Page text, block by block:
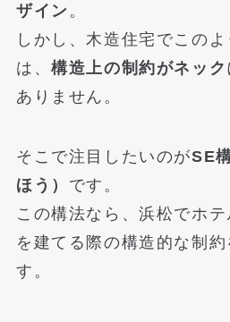
ザイン 。
しかし、木造住宅でこの
は、構造上の制約がネック
ありません。
そこで注目したいのがSE
ほう） です。
この構法なら、浜松でホ
を建てる際の構造的な制
す。